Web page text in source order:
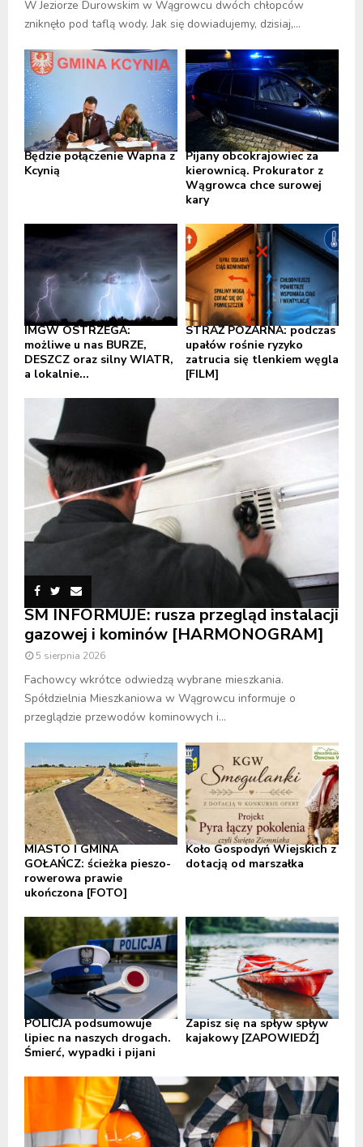
W Jeziorze Durowskim w Wągrowcu dwóch chłopców
zniknęło pod taflą wody. Jak się dowiadujemy, dzisiaj,...
Będzie połączenie Wapna z
Kcynią
Pijany obcokrajowiec za
kierownicą. Prokurator z
Wągrowca chce surowej
kary
IMGW OSTRZEGA:
możliwe u nas BURZE,
DESZCZ oraz silny WIATR,
a lokalnie...
STRAŻ POŻARNA: podczas
upałów rośnie ryzyko
zatrucia się tlenkiem węgla
[FILM]
SM INFORMUJE: rusza przegląd instalacji
gazowej i kominów [HARMONOGRAM]
5 sierpnia 2026
Fachowcy wkrótce odwiedzą wybrane mieszkania.
Spółdzielnia Mieszkaniowa w Wągrowcu informuje o
przeglądzie przewodów kominowych i...
MIASTO I GMINA
GOŁAŃCZ: ścieżka pieszo-
rowerowa prawie
ukończona [FOTO]
Koło Gospodyń Wiejskich z
dotacją od marszałka
POLICJA podsumowuje
lipiec na naszych drogach.
Śmierć, wypadki i pijani
Zapisz się na spływ spływ
kajakowy [ZAPOWIEDŹ]